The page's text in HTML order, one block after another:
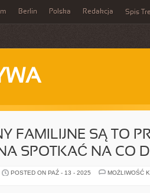
Berlin Polska Redakcja Spis
FAMILIJNE SĄ TO
SPOTKAĆ NA CO
POSTED ON PAŹ - 13 - 2025
MOŻLIWOŚĆ